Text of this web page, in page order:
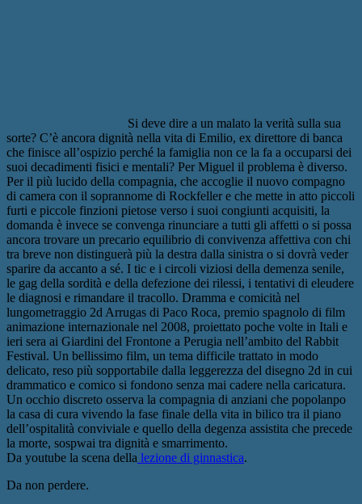
Si deve dire a un malato la verità sulla sua
sorte? C’è ancora dignità nella vita di Emilio, ex direttore di banca
che finisce all’ospizio perché la famiglia non ce la fa a occuparsi dei
suoi decadimenti fisici e mentali? Per Miguel il problema è diverso.
Per il più lucido della compagnia, che accoglie il nuovo compagno
di camera con il soprannome di Rockfeller e che mette in atto piccoli
furti e piccole finzioni pietose verso i suoi congiunti acquisiti, la
domanda è invece se convenga rinunciare a tutti gli affetti o si possa
ancora trovare un precario equilibrio di convivenza affettiva con chi
tra breve non distinguerà più la destra dalla sinistra o si dovrà veder
sparire da accanto a sé. I tic e i circoli viziosi della demenza senile,
le gag della sordità e della defezione dei rilessi, i tentativi di eleudere
le diagnosi e rimandare il tracollo. Dramma e comicità nel
lungometraggio 2d Arrugas di Paco Roca, premio spagnolo di film
animazione internazionale nel 2008, proiettato poche volte in Itali e
ieri sera ai Giardini del Frontone a Perugia nell’ambito del Rabbit
Festival. Un bellissimo film, un tema difficile trattato in modo
delicato, reso più sopportabile dalla leggerezza del disegno 2d in cui
drammatico e comico si fondono senza mai cadere nella caricatura.
Un occhio discreto osserva la compagnia di anziani che popolanpo
la casa di cura vivendo la fase finale della vita in bilico tra il piano
dell’ospitalità conviviale e quello della degenza assistita che precede
la morte, sospwai tra dignità e smarrimento.
Da youtube la scena della lezione di ginnastica.
Da non perdere.